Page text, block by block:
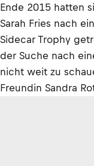
Ende 2015 hatten
Sarah Fries nach
Sidecar Trophy
der Suche nach
nicht weit zu
Freundin Sandra